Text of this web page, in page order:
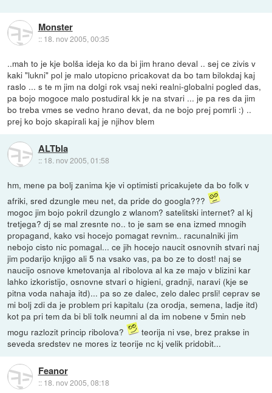
Monster
:: 18. nov 2005, 00:35
..mah to je kje bolša ideja ko da bi jim hrano deval .. sej ce zivis v
kaki "lukni" pol je malo utopicno pricakovat da bo tam bilokdaj kaj
raslo ... s te m jim na dolgi rok vsaj neki realni-globalni pogled das,
pa bojo mogoce malo postudiral kk je na stvari ... je pa res da jim
bo treba vmes se vedno hrano devat, da ne bojo prej pomrli :) ..
prej ko bojo skapirali kaj je njihov blem
ALTbla
:: 18. nov 2005, 01:58
hm, mene pa bolj zanima kje vi optimisti pricakujete da bo folk v
afriki, sred dzungle meu net, da pride do googla???
mogoc jim bojo pokril dzunglo z wlanom? satelitski internet? al kj
tretjega? dj se mal zresnte no.. to je sam se ena izmed mnogih
propagand, kako vsi hocejo pomagat revnim.. racunalniki jim
nebojo cisto nic pomagal... ce jih hocejo naucit osnovnih stvari naj
jim podarijo knjigo ali 5 na vsako vas, pa bo ze to dost! naj se
naucijo osnove kmetovanja al ribolova al ka ze majo v blizini kar
lahko izkoristijo, osnovne stvari o higieni, gradnji, naravi (kje se
pitna voda nahaja itd)... pa so ze dalec, zelo dalec prsli! ceprav se
mi bolj zdi da je problem pri kapitalu (za orodja, semena, ladje itd)
kot pa pri tem da bi bli tolk neumni al da im nobene v 5min neb
mogu razlozit princip ribolova?
teorija ni vse, brez prakse in
seveda sredstev ne mores iz teorije nc kj velik pridobit...
Feanor
:: 18. nov 2005, 08:18